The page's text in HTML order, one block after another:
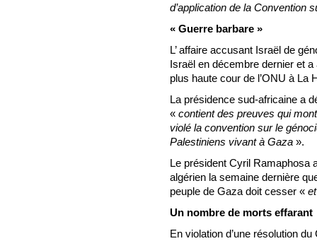
d’application de la Convention
« Guerre barbare »
L’ affaire accusant Israël de
Israël en décembre dernier et
plus haute cour de l’ONU à La
La présidence sud-africaine a
« contient des preuves qui
violé la convention sur le
Palestiniens vivant à Gaza ».
Le président Cyril Ramaphosa
algérien la semaine dernière
peuple de Gaza doit cesser «
Un nombre de morts effarant
En violation d’une résolution